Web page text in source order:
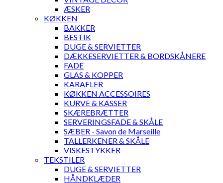
ÆSKER
KØKKEN
BAKKER
BESTIK
DUGE & SERVIETTER
DÆKKESERVIETTER & BORDSKÅNERE
FADE
GLAS & KOPPER
KARAFLER
KØKKEN ACCESSOIRES
KURVE & KASSER
SKÆREBRÆTTER
SERVERINGSFADE & SKÅLE
SÆBER - Savon de Marseille
TALLERKENER & SKÅLE
VISKESTYKKER
TEKSTILER
DUGE & SERVIETTER
HÅNDKLÆDER